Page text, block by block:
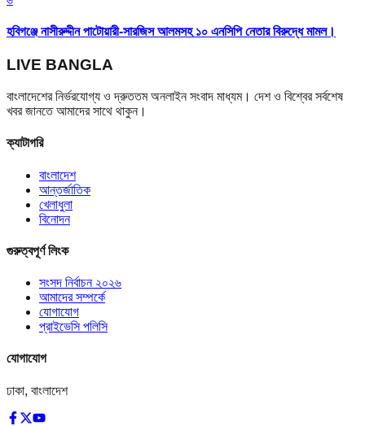
হবিগঞ্জে নাসীরুদ্দীন পাটোয়ারী-সারজিস আলমসহ ১০ এনসিপি নেতার বিরুদ্ধে মামল।
LIVE BANGLA
বাংলাদেশের নির্ভরযোগ্য ও দ্রুততম অনলাইন সংবাদ মাধ্যম। দেশ ও বিশ্বের সর্বশেষ
খবর জানতে আমাদের সাথে থাকুন।
ক্যাটাগরি
বাংলাদেশ
আন্তর্জাতিক
খেলাধুলা
বিনোদন
গুরুত্বপূর্ণ লিংক
সংসদ নির্বাচন ২০২৬
আমাদের সম্পর্কে
যোগাযোগ
প্রাইভেসি পলিসি
যোগাযোগ
ঢাকা, বাংলাদেশ